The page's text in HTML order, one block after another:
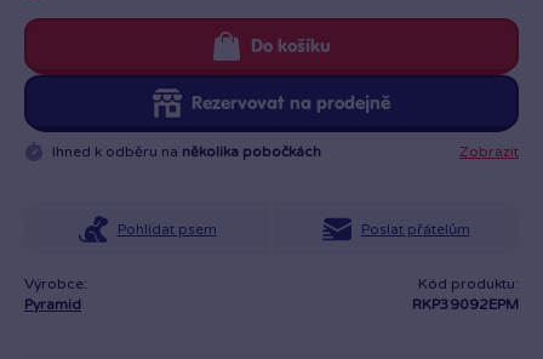
Rezervovat na prodejně
Do košíku
Ihned k odběru na několika pobočkách Zobrazit
Pohlídat psem Poslat přátelům
Výrobce:
Pyramid
Kód produktu:
RKP39092EPM